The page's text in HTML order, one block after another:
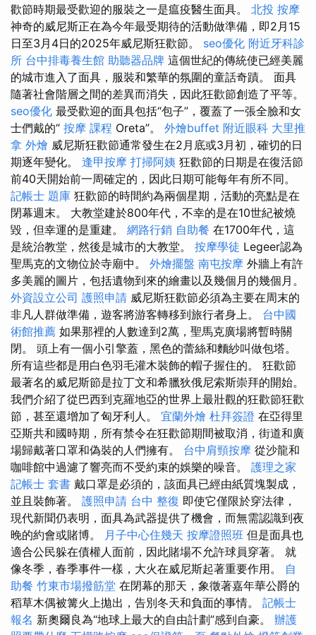
歡節時期最受歡迎的服裝之一是瘟疫醫生面具。 北投 按摩
神奇的威尼斯正在為今年最受期待的活動做準備，即2月15
日至3月4日的2025年威尼斯狂歡節。 seo優化 附近牙科診
所 台中排毒養生館 助聽器品牌 這個世紀的傳統使已經美麗
的城市進入了面具，服裝和繁華的氛圍的童話奇蹟。 面具
隨著社會階層之間的差異而消失，因此狂歡節創造了平等。
seo優化 最受歡迎的面具包括“包子”，覆蓋了一張全臉和女
士們戴的“ 按摩 課程 Oreta”。 外燴buffet 附近眼科 大里推
拿 外燴 威尼斯狂歡節通常發生在2月底或3月初，確切的日
期逐年變化。 逢甲按摩 打掃阿姨 狂歡節的日期是在復活節
前40天開始前一周確定的，因此日期可能每年有所不同。
記帳士 題庫 狂歡節的時間約為兩個星期，活動的亮點是在
閉幕週末。 大教堂建於800年代，不幸的是在10世紀被燒
毀，但幸運的是重建。 網路行銷 自助餐 在1700年代，這
是統治教堂，然後是城市的大教堂。 按摩學徒 Legeer認為
聖馬克的文物位於寺廟中。 外燴擺盤 南屯按摩 外牆上有許
多美麗的圖片，包括遺物到來的繪畫以及幾個月的幾個月。
外資設立公司 護照申請 威尼斯狂歡節必須為主要在周末的
非凡人群做準備，遊客將游客轉移到旅行者身上。 台中國
術館推薦 如果那裡的人數達到2萬，聖馬克廣場將暫時關
閉。 頭上有一個小引擎蓋，黑色的蕾絲和麵紗叫做包塔。
所有這些都是用白色羽毛灌木裝飾的帽子握住的。 狂歡節
最著名的威尼斯節是拉丁文和希臘狄俄尼索斯崇拜的開始。
我們介紹了從巴西到克羅地亞的世界上最壯觀的狂歡節狂歡
節，甚至還增加了匈牙利人。 宜蘭外燴 杜拜簽證 在亞得里
亞斯共和國時期，所有禁令在狂歡節期間被取消，街道和廣
場歸戴著口罩和偽裝的人們擁有。 台中肩頸按摩 從沙龍和
咖啡館中過濾了響亮而不受約束的娛樂的噪音。 護理之家
記帳士 套書 戴口罩是必須的，該面具已經由紙質塊製成，
並且裝飾著。 護照申請 台中 整復 即使它僅限於穿法律，
現代新聞仍表明，面具為武器提供了機會，而無需認識到夜
晚的約會或賭博。 月子中心住幾天 按摩證照班 但是面具也
適合公民躲在債權人面前，因此賭場不允許球員穿著。 就
像冬季，春季事件一樣，大火在威尼斯起著重要作用。 自
助餐 竹東市場撥筋堂 在閉幕的那天，象徵著嘉年華公爵的
稻草木偶被篝火上拋出，告別冬天和負面的事情。 記帳士
報名 新奧爾良為“地球上最大的自由計劃”感到自豪。 辦護